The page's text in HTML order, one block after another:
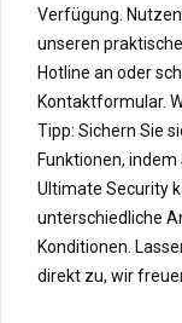
Verfügung.
unseren
Hotline an oder
Kontaktformular.
Tipp: Sichern Sie
Funktionen,
Ultimate Security
unterschiedliche
Konditionen.
direkt zu, wir